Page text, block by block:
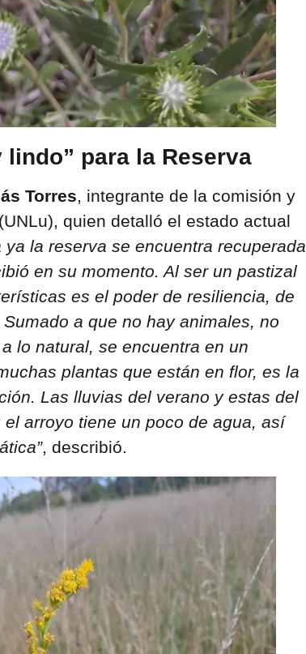
lindo” para la Reserva
Torres, integrante de la comisión y
quien detalló el estado actual
ya la reserva se encuentra recuperada
en su momento. Al ser un pastizal
es el poder de resiliencia, de
a que no hay animales, no
lo natural, se encuentra en un
plantas que están en flor, es la
Las lluvias del verano y estas del
arroyo tiene un poco de agua, así
, describió.